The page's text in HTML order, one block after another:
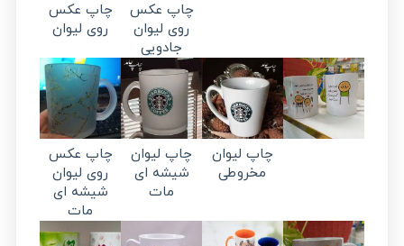
چاپ عکس
روی لیوان
جادویی
چاپ عکس
روی لیوان
چاپ لیوان
مخروطی
چاپ لیوان
شیشه ای
مات
چاپ عکس
روی لیوان
شیشه ای
مات